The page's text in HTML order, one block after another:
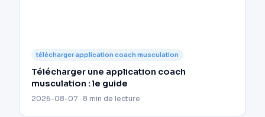
télécharger application coach musculation
Télécharger une application coach
musculation : le guide
2026-08-07 · 8 min de lecture